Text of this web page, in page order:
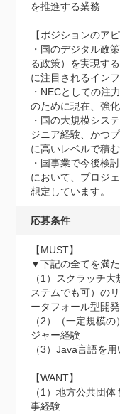
を推進する業務
【ポジションのア
・国のデジタル政
る政策）を実現す
に注目されるイン
・NECとしての注
のために現在、強
・国の大規模シス
ジニア経験、かつ
に高いレベルで積
・国事業で今後検
において、プロジ
想定しています。
応募条件
【MUST】
▼下記の全てを満
（1）スクラッチ
ステムでも可）の
ータフォール型開発
（2）（一定規模
ジャー経験
（3）Java言語を
【WANT】
（1）地方公共団
事経験